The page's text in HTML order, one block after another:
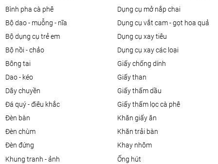
bình pha cà phê
bộ dao - muỗng - nĩa
bộ dụng cụ trẻ em
bộ nồi - chảo
bông tai
dao - kéo
dây chuyền
đá quý - điêu khắc
đèn bàn
đèn chùm
đèn đứng
dụng cụ mở nắp chai
dụng cụ vắt cam - gọt hoa quả
dụng cụ xay tiêu
dụng cụ xay các loại
giấy chống dính
giấy than
giấy thấm dầu
giấy thấm lọc cà phê
khăn giấy ăn
khăn trải bàn
khay nhôm
khung tranh - ảnh
ống hút